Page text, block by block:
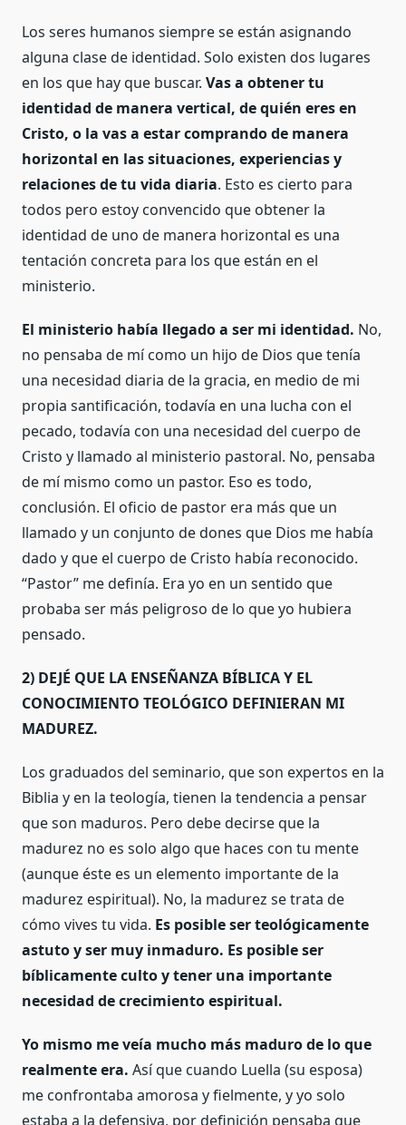
Los seres humanos siempre se están asignando
alguna clase de identidad. Solo existen dos lugares
en los que hay que buscar. Vas a obtener tu
identidad de manera vertical, de quién eres en
Cristo, o la vas a estar comprando de manera
horizontal en las situaciones, experiencias y
relaciones de tu vida diaria. Esto es cierto para
todos pero estoy convencido que obtener la
identidad de uno de manera horizontal es una
tentación concreta para los que están en el
ministerio.
El ministerio había llegado a ser mi identidad. No,
no pensaba de mí como un hijo de Dios que tenía
una necesidad diaria de la gracia, en medio de mi
propia santificación, todavía en una lucha con el
pecado, todavía con una necesidad del cuerpo de
Cristo y llamado al ministerio pastoral. No, pensaba
de mí mismo como un pastor. Eso es todo,
conclusión. El oficio de pastor era más que un
llamado y un conjunto de dones que Dios me había
dado y que el cuerpo de Cristo había reconocido.
“Pastor” me definía. Era yo en un sentido que
probaba ser más peligroso de lo que yo hubiera
pensado.
2) DEJÉ QUE LA ENSEÑANZA BÍBLICA Y EL
CONOCIMIENTO TEOLÓGICO DEFINIERAN MI
MADUREZ.
Los graduados del seminario, que son expertos en la
Biblia y en la teología, tienen la tendencia a pensar
que son maduros. Pero debe decirse que la
madurez no es solo algo que haces con tu mente
(aunque éste es un elemento importante de la
madurez espiritual). No, la madurez se trata de
cómo vives tu vida. Es posible ser teológicamente
astuto y ser muy inmaduro. Es posible ser
bíblicamente culto y tener una importante
necesidad de crecimiento espiritual.
Yo mismo me veía mucho más maduro de lo que
realmente era. Así que cuando Luella (su esposa)
me confrontaba amorosa y fielmente, y yo solo
estaba a la defensiva, por definición pensaba que